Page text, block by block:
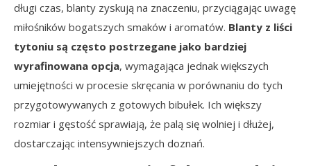
długi czas, blanty zyskują na znaczeniu, przyciągając uwagę
miłośników bogatszych smaków i aromatów. Blanty z liści
tytoniu są często postrzegane jako bardziej
wyrafinowana opcja, wymagająca jednak większych
umiejętności w procesie skręcania w porównaniu do tych
przygotowywanych z gotowych bibułek. Ich większy
rozmiar i gęstość sprawiają, że palą się wolniej i dłużej,
dostarczając intensywniejszych doznań.